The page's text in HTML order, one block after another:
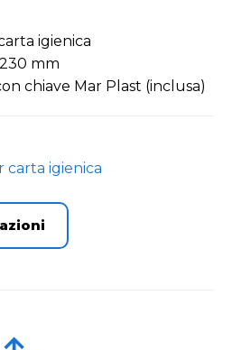
igienica
mm
chiave Mar Plast (inclusa)
carta igienica